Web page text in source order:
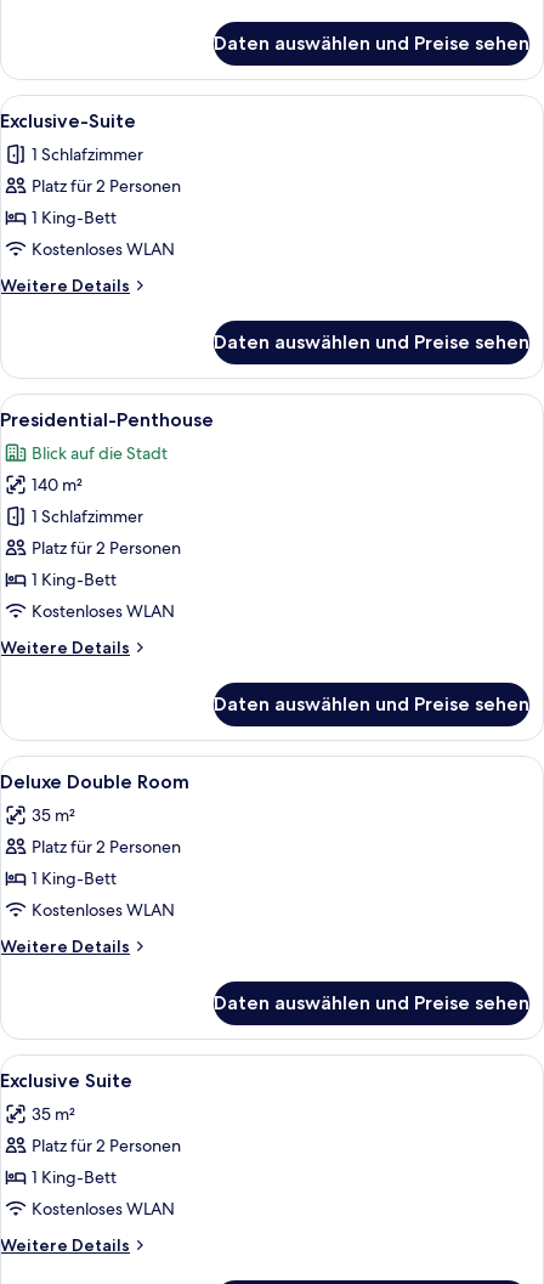
Doppelzimmer,
Kochnische,
Stadtblick
Daten auswählen und Preise sehen
Alle
Fotos
für
Exclusive-
Suite
anzeigen
Ein modernes Hotelzimmer mit
5
Exclusive-Suite
1 Schlafzimmer
Platz für 2 Personen
1 King-Bett
Kostenloses WLAN
Weitere Details
Weitere
Suite
Daten auswählen und Preise sehen
Alle
Fotos
für
Presidential-
Penthouse
anzeigen
Ein modernes Schlafzimmer mit
21
Presidential-Penthouse
Blick auf die Stadt
140 m²
1 Schlafzimmer
Platz für 2 Personen
1 King-Bett
Kostenloses WLAN
Weitere Details
Weitere
Penthouse
Daten auswählen und Preise sehen
Alle
Fotos
für
Deluxe
Double
Room
anzeigen
Ein Hotelzimmer mit einem Bett,
8
Deluxe Double Room
35 m²
Platz für 2 Personen
1 King-Bett
Kostenloses WLAN
Weitere Details
Weitere
Double
Room
Daten auswählen und Preise sehen
Alle
Fotos
für
Exclusive
Suite
anzeigen
Ein modernes Interieur mit einer
12
Exclusive Suite
35 m²
Platz für 2 Personen
1 King-Bett
Kostenloses WLAN
Weitere Details
Weitere